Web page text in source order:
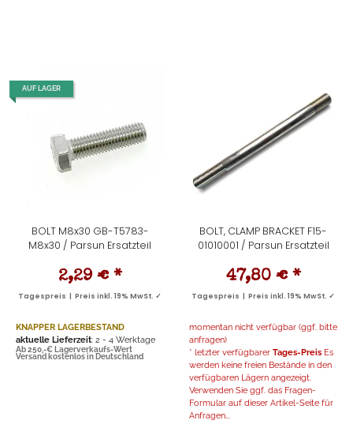
AUF LAGER
BOLT M8x30 GB-T5783-
M8x30 / Parsun Ersatzteil
2,29 € *
Tagespreis | Preis inkl. 19% MwSt. ✓
KNAPPER LAGERBESTAND
aktuelle Lieferzeit: 2 - 4 Werktage
Ab 250,-€ Lagerverkaufs-Wert
Versand kostenlos in Deutschland
BOLT, CLAMP BRACKET F15-
01010001 / Parsun Ersatzteil
47,80 € *
Tagespreis | Preis inkl. 19% MwSt. ✓
momentan nicht verfügbar (ggf. bitte
anfragen)
* letzter verfügbarer Tages-Preis Es
werden keine freien Bestände in den
verfügbaren Lägern angezeigt.
Verwenden Sie ggf. das Fragen-
Formular auf dieser Artikel-Seite für
Anfragen...